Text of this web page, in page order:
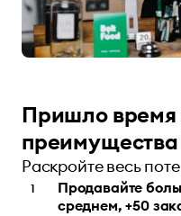
Пришло время
преимущества
Раскройте весь
Продавайте
среднем, +50